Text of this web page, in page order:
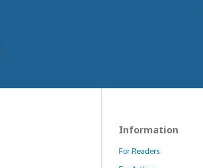
Information
For Readers